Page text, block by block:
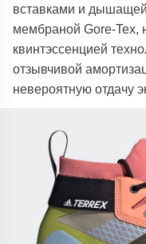
вставками и
мембраной Gore-
квинтэссенцией
отзывчивой
невероятную отдачу